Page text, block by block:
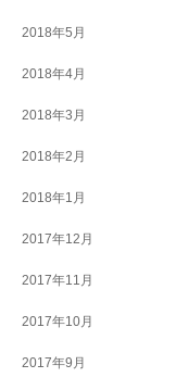
2018年5月
2018年4月
2018年3月
2018年2月
2018年1月
2017年12月
2017年11月
2017年10月
2017年9月